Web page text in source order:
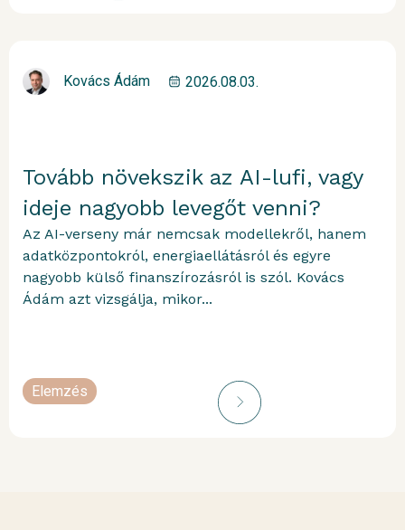
Kovács Ádám 2026.08.03.
Tovább növekszik az AI-lufi, vagy
ideje nagyobb levegőt venni?
Az AI-verseny már nemcsak modellekről, hanem
adatközpontokról, energiaellátásról és egyre
nagyobb külső finanszírozásról is szól. Kovács
Ádám azt vizsgálja, mikor...
Elemzés